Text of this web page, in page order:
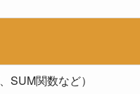
SUM関数など）